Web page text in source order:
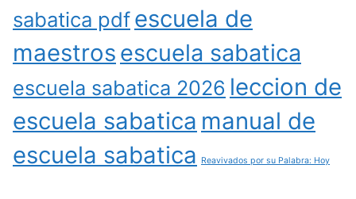
sabatica pdfescuela de
maestros escuela sabatica
escuela sabatica 2026 leccion de
escuela sabatica manual de
escuela sabatica
Reavivados por su Palabra: Hoy